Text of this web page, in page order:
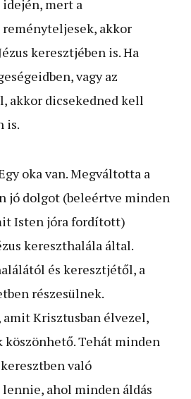
mert a
akkor
keresztjében is. Ha
vagy az
akkor dicsekedned kell
is.
oka van. Megváltotta a
jó dolgot (beleértve minden
Isten jóra fordított)
kereszthalála által.
és keresztjétől, a
részesülnek.
Krisztusban élvezel,
köszönhető. Tehát minden
való
ahol minden áldás